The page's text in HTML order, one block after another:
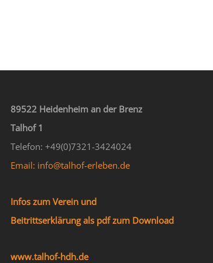
89522 Heidenheim an der Brenz
Talhof 1
Telefon: +49(0)7321-3424024
Email: info@talhof-erleben.de
Infos zum Verein und
Beitrittserklärung als pdf zum Download
www.talhof-hdh.de